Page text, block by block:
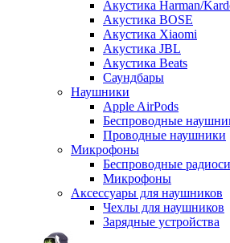
Акустика Harman/
Акустика BOSE
Акустика Xiaomi
Акустика JBL
Акустика Beats
Саундбары
Наушники
Apple AirPods
Беспроводные
Проводные наушники
Микрофоны
Беспроводные
Микрофоны
Аксессуары для наушников
Чехлы для наушников
Зарядные устройства